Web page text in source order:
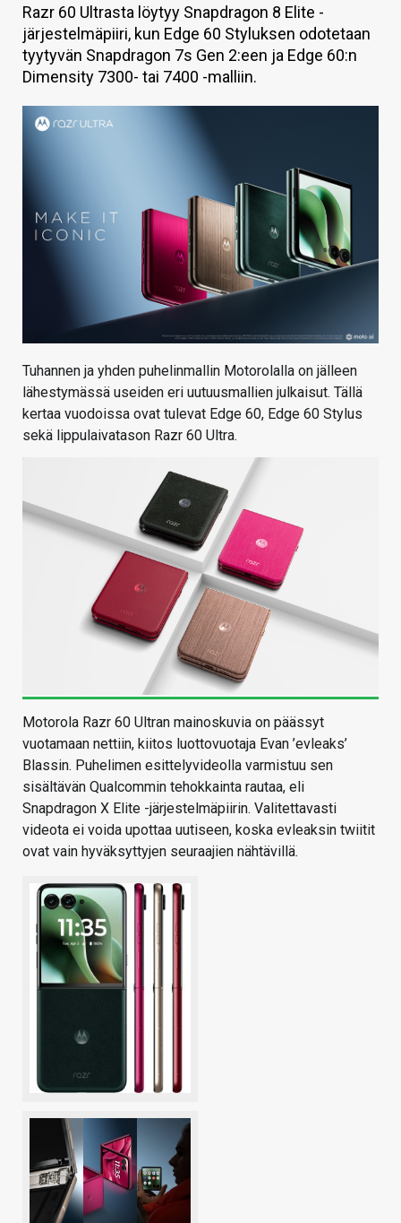
HINTA.FI
KAUPPA
VAIHDA TEEMA
Razr 60 Ultrasta löytyy Snapdragon 8 Elite -
järjestelmäpiiri, kun Edge 60 Styluksen odotetaan
tyytyvän Snapdragon 7s Gen 2:een ja Edge 60:n
Dimensity 7300- tai 7400 -malliin.
Tuhannen ja yhden puhelinmallin Motorolalla on jälleen
lähestymässä useiden eri uutuusmallien julkaisut. Tällä
kertaa vuodoissa ovat tulevat Edge 60, Edge 60 Stylus
sekä lippulaivatason Razr 60 Ultra.
Motorola Razr 60 Ultran mainoskuvia on päässyt
vuotamaan nettiin, kiitos luottovuotaja Evan ’evleaks’
Blassin. Puhelimen esittelyvideolla varmistuu sen
sisältävän Qualcommin tehokkainta rautaa, eli
Snapdragon X Elite -järjestelmäpiirin. Valitettavasti
videota ei voida upottaa uutiseen, koska evleaksin twiitit
ovat vain hyväksyttyjen seuraajien nähtävillä.